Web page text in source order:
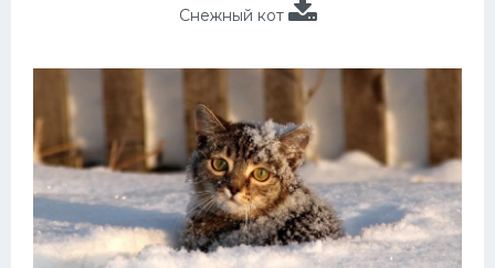
Снежный кот